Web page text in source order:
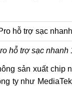
hỗ trợ sạc nhanh
sản xuất chip
ty như